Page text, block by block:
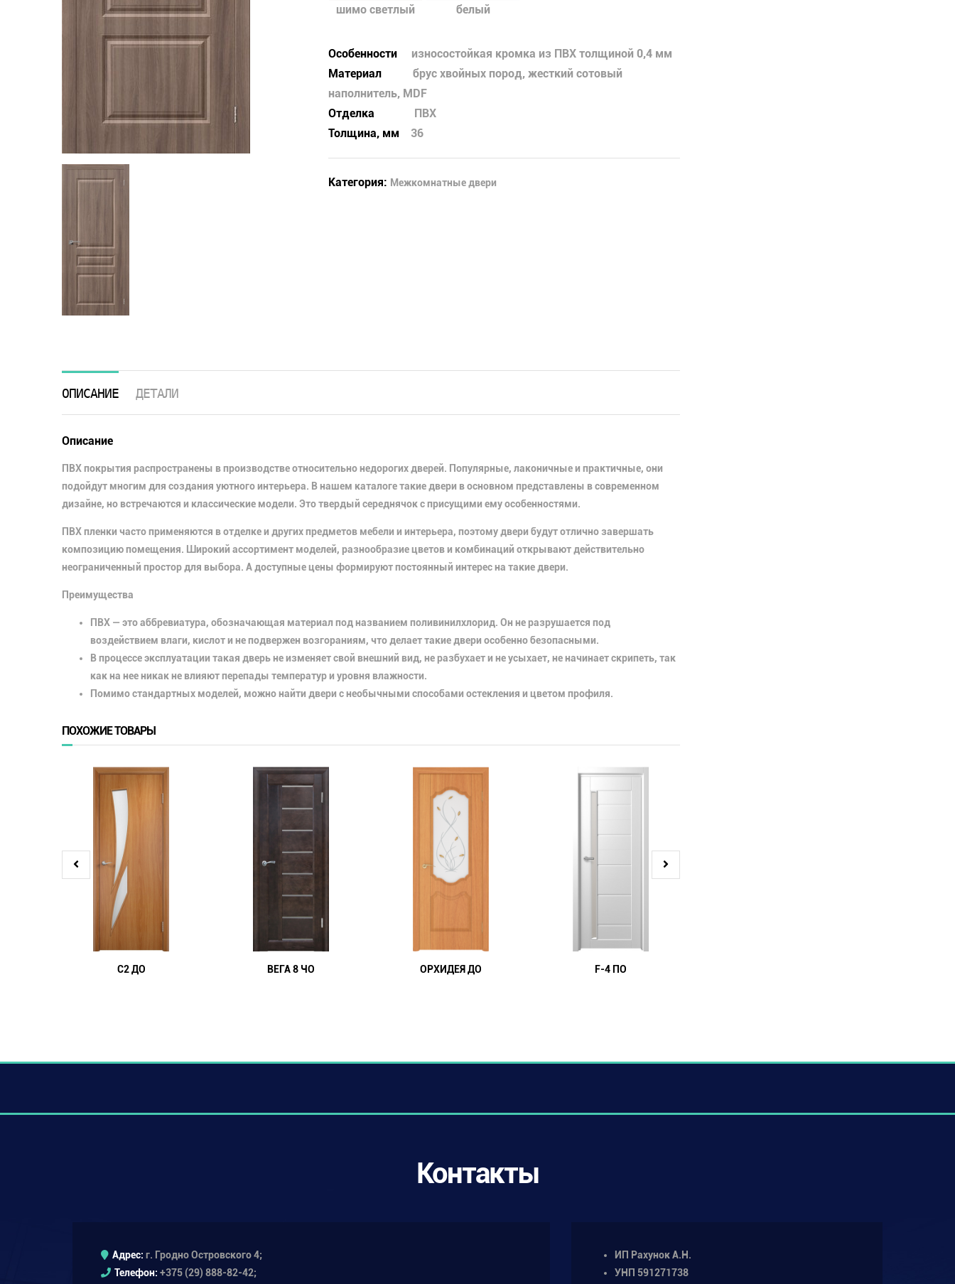
шимо светлый белый
Особенности
износостойкая кромка из ПВХ толщиной 0,4 мм
Материал брус хвойных пород, жесткий сотовый
наполнитель, MDF
Отделка
ПВХ
Толщина, мм
36
Категория: Межкомнатные двери
ОПИСАНИЕ ДЕТАЛИ
Описание
ПВХ покрытия распространены в производстве относительно недорогих дверей. Популярные, лаконичные и практичные, они
подойдут многим для создания уютного интерьера. В нашем каталоге такие двери в основном представлены в современном
дизайне, но встречаются и классические модели. Это твердый середнячок с присущими ему особенностями.
ПВХ пленки часто применяются в отделке и других предметов мебели и интерьера, поэтому двери будут отлично завершать
композицию помещения. Широкий ассортимент моделей, разнообразие цветов и комбинаций открывают действительно
неограниченный простор для выбора. А доступные цены формируют постоянный интерес на такие двери.
Преимущества
ПВХ — это аббревиатура, обозначающая материал под названием поливинилхлорид. Он не разрушается под
воздействием влаги, кислот и не подвержен возгораниям, что делает такие двери особенно безопасными.
В процессе эксплуатации такая дверь не изменяет свой внешний вид, не разбухает и не усыхает, не начинает скрипеть, так
как на нее никак не влияют перепады температур и уровня влажности.
Помимо стандартных моделей, можно найти двери с необычными способами остекления и цветом профиля.
ПОХОЖИЕ ТОВАРЫ
С2 ДО ВЕГА 8 ЧО ОРХИДЕЯ ДО F-4 ПО
Контакты
Адрес: г. Гродно Островского 4;
Телефон: +375 (29) 888-82-42;
ИП Рахунок А.Н.
УНП 591271738